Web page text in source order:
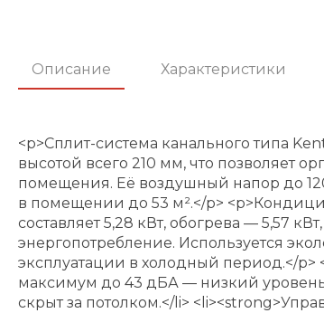
Описание Характеристики
<p>Сплит-система канального типа
высотой всего 210 мм, что позволяет
помещения. Её воздушный напор до
в помещении до 53 м².</p>
составляет 5,28 кВт, обогрева — 5,57
энергопотребление. Используется
эксплуатации в холодный период.</
максимум до 43 дБА — низкий
скрыт за потолком.</li>